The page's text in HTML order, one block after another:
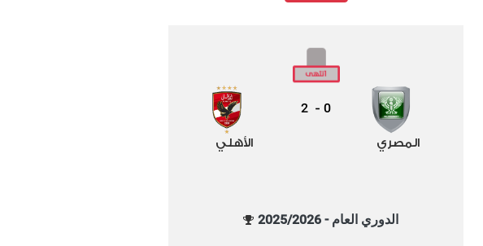
المصري
0
-
2
الأهلي
الدوري العام - 2025/2026